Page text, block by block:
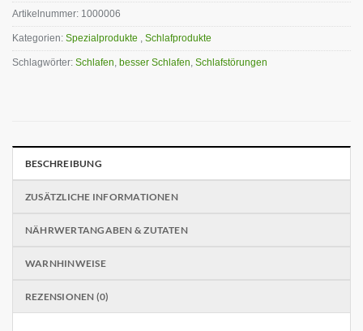
Artikelnummer: 1000006
Kategorien: Spezialprodukte , Schlafprodukte
Schlagwörter: Schlafen, besser Schlafen, Schlafstörungen
BESCHREIBUNG
ZUSÄTZLICHE INFORMATIONEN
NÄHRWERTANGABEN & ZUTATEN
WARNHINWEISE
REZENSIONEN (0)